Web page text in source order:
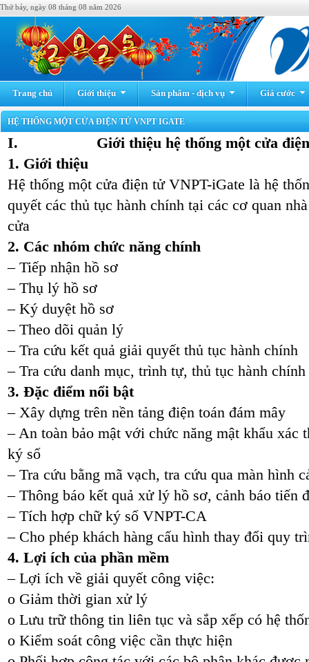
Thứ bảy, ngày 08 tháng 08 năm 2026
Trang chủ Giới thiệu Sản phẩm - dịch vụ Giá cước
HỆ THỐNG MỘT CỬA ĐIỆN TỬ VNPT IGATE
I. Giới thiệu hệ thống một cửa
1. Giới thiệu
Hệ thống một cửa điện tử VNPT-iGate là hệ
quyết các thủ tục hành chính tại các cơ quan
cửa
2. Các nhóm chức năng chính
– Tiếp nhận hồ sơ
– Thụ lý hồ sơ
– Ký duyệt hồ sơ
– Theo dõi quản lý
– Tra cứu kết quả giải quyết thủ tục hành chính
– Tra cứu danh mục, trình tự, thủ tục hành chính
3. Đặc điểm nổi bật
– Xây dựng trên nền tảng điện toán đám mây
– An toàn bảo mật với chức năng mật khẩu xác
ký số
– Tra cứu bằng mã vạch, tra cứu qua màn hình
– Thông báo kết quả xử lý hồ sơ, cảnh báo tiến
– Tích hợp chữ ký số VNPT-CA
– Cho phép khách hàng cấu hình thay đổi quy
4. Lợi ích của phần mềm
– Lợi ích về giải quyết công việc:
o Giảm thời gian xử lý
o Lưu trữ thông tin liên tục và sắp xếp có hệ
o Kiểm soát công việc cần thực hiện